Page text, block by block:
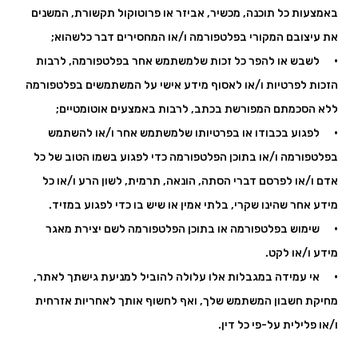
באמצעות כל תוכנה, מכשיר, אביזר או פרוטוקול תקשורת, המשנים
את עיצובם המקורי בפלטפורמה ו/או המחסירים דבר כלשהוא;
· לשבש או להפר כל זכות שלמשתמש אחר בפלטפורמה, לרבות
הזכות לפרטיות ו/או לאסוף מידע אישי על המשתמשים בפלטפורמה
ללא הסכמתם המפורשת בכתב, לרבות באמצעים אוטומטיים;
· לפגוע בכבודו או בפרטיותו שלמשתמש אחר ו/או להשתמש
בפלטפורמה ו/או בתוכן הפלטפורמה כדי לפגוע בשמו הטוב של כל
אדם ו/או לפרסם דברי הסתה, הונאה, תרמית, לשון הרע ו/או כל
מידע אחר שהינו שקרי, בלתי אמין או שיש בו כדי לפגוע במזיד.
· שימוש בפלטפורמה או בתוכן הפלטפורמה לשם יצירת מאגר
מידע ו/או לקט.
· אי עמידה במגבלות אלו עלולה להוביל למניעת גישתך לאתר,
מחיקת חשבון המשתמש שלך, ואף לחשוף אותך לאחריות אזרחית
ו/או פלילית על-פי כל דין.